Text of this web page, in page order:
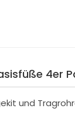
4er
und